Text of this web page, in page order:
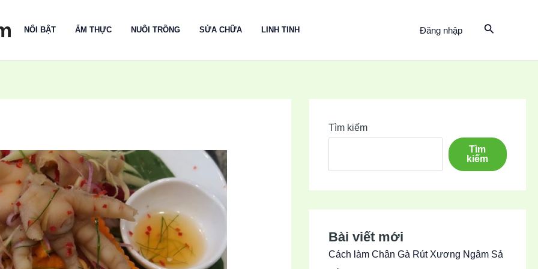
NỔI BẬT ẨM THỰC NUÔI TRỒNG SỬA CHỮA LINH TINH Đăng nhập Search
Tìm kiếm
Tìm
kiếm
Bài viết mới
Cách làm Chân Gà Rút Xương Ngâm Sả